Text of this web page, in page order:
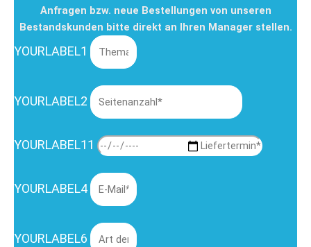
Anfragen bzw. neue Bestellungen von unseren
Bestandskunden bitte direkt an Ihren Manager stellen.
YOURLABEL1
YOURLABEL2
YOURLABEL11
YOURLABEL4
YOURLABEL6